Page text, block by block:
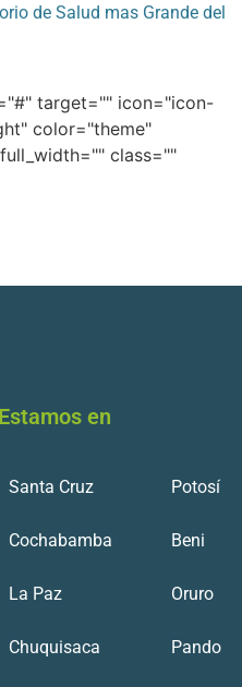
de Salud mas Grande del
target="" icon="icon-
color="theme"
class=""
Estamos en
Santa Cruz
Cochabamba
La Paz
Chuquisaca
Potosí
Beni
Oruro
Pando